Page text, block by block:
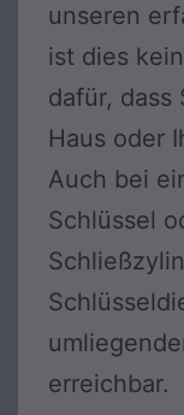
unseren
ist dies
dafür, dass
Haus oder
Auch bei
Schlüssel
erreichbar.